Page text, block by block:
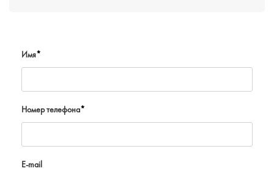
Имя*
Номер телефона*
E-mail